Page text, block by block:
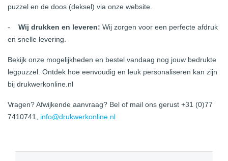
puzzel en de doos (deksel) via onze website.
- Wij drukken en leveren: Wij zorgen voor een perfecte afdruk
en snelle levering.
Bekijk onze mogelijkheden en bestel vandaag nog jouw bedrukte
legpuzzel. Ontdek hoe eenvoudig en leuk personaliseren kan zijn
bij drukwerkonline.nl
Vragen? Afwijkende aanvraag? Bel of mail ons gerust +31 (0)77
7410741, info@drukwerkonline.nl